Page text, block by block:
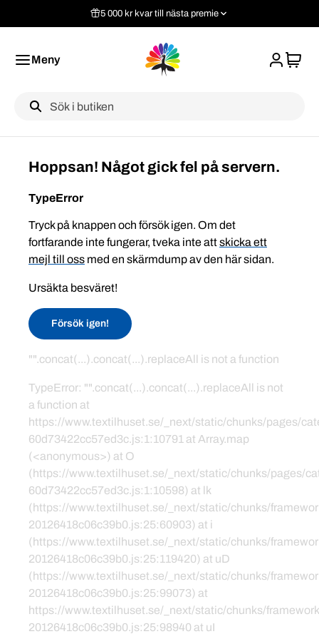
5 000 kr kvar till nästa premie
Meny
Label
Hoppsan! Något gick fel på servern.
TypeError
Tryck på knappen och försök igen. Om det
fortfarande inte fungerar, tveka inte attskicka ett
mejl till oss med en skärmdump av den här sidan.
Ursäkta besväret!
Försök igen!
"".concat(...).concat(...).replaceAll is not a function
TypeError: "".concat(...).concat(...).replaceAll is not
a function at
https://www.textilhuset.se/_next/static/chunks/pages/
60d73422cc57ed3c.js:1:10791 at Array.map
(<anonymous>) at O
(https://www.textilhuset.se/_next/static/chunks/pages/
60d73422cc57ed3c.js:1:10598) at lk
(https://www.textilhuset.se/_next/static/chunks/
20126418c06c39b0.js:25:60903) at i
(https://www.textilhuset.se/_next/static/chunks/
20126418c06c39b0.js:25:119420) at uD
(https://www.textilhuset.se/_next/static/chunks/
20126418c06c39b0.js:25:99073) at
https://www.textilhuset.se/_next/static/chunks/
20126418c06c39b0.js:25:98940 at uI